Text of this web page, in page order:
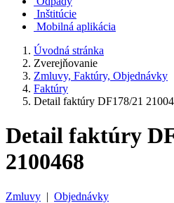
Inštitúcie
Mobilná aplikácia
Úvodná stránka
Zverejňovanie
Zmluvy, Faktúry, Objednávky
Faktúry
Detail faktúry DF178/21
Detail faktúry
2100468
Zmluvy | Objednávky